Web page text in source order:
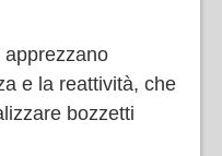
e la reattività, che
bozzetti